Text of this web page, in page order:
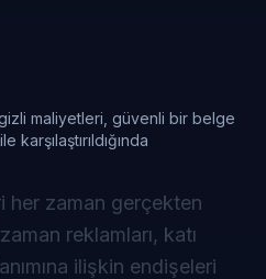
maliyetleri, güvenli bir belge
karşılaştırıldığında
her zaman gerçekten
reklamları, katı
ilişkin endişeleri